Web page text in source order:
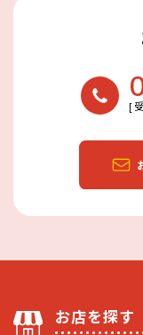
[
お店を探す